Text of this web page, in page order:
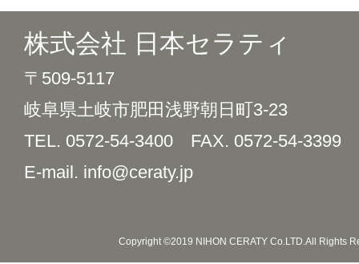
株式会社 日本セラティ
〒509-5117
岐阜県土岐市肥田浅野朝日町3-23
TEL. 0572-54-3400 FAX. 0572-54-3399
E-mail. info@ceraty.jp
Copyright ©2019 NIHON CERATY Co.LTD.All Rights